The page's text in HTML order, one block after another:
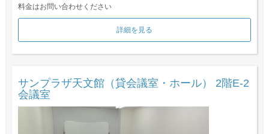
料金はお問い合わせください
詳細を見る
サンプラザ天文館（貸会議室・ホール） 2階E-2
会議室